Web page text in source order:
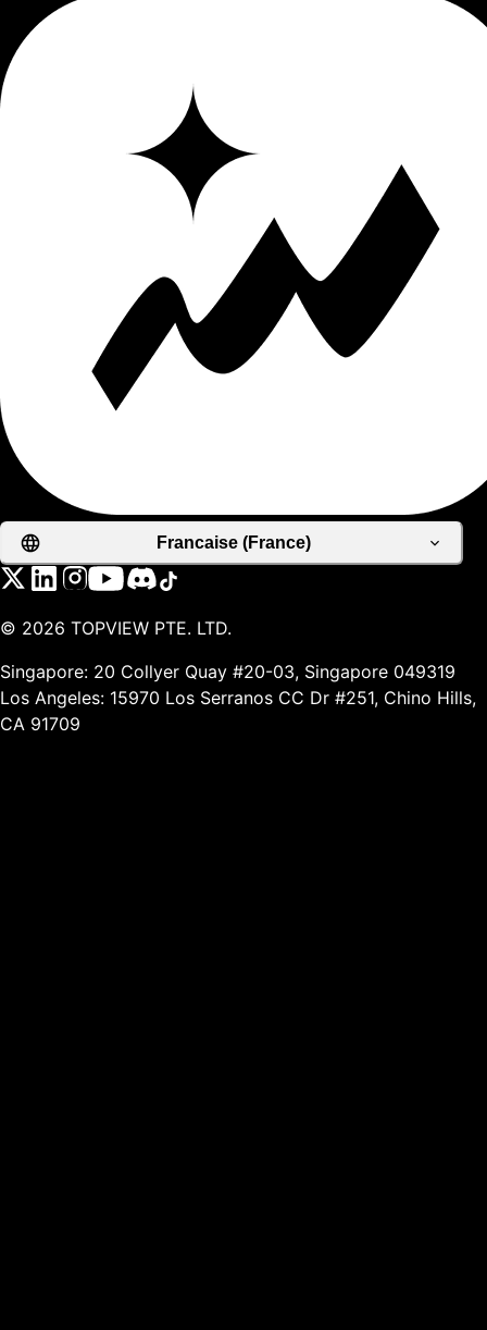
Francaise (France)
© 2026 TOPVIEW PTE. LTD.
Singapore: 20 Collyer Quay #20-03, Singapore 049319
Los Angeles: 15970 Los Serranos CC Dr #251, Chino Hills,
CA 91709